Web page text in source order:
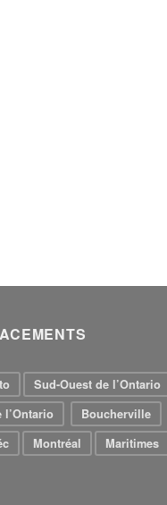
Sud-Ouest de l’Ontario
l’Ontario
Boucherville
Montréal Maritimes